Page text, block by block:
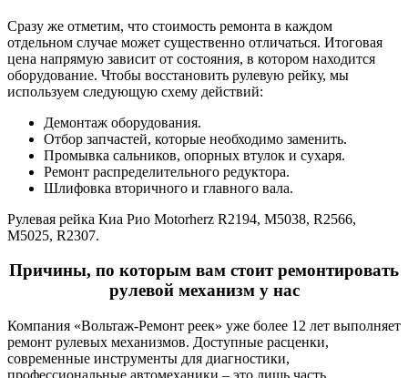
Сразу же отметим, что стоимость ремонта в каждом
отдельном случае может существенно отличаться. Итоговая
цена напрямую зависит от состояния, в котором находится
оборудование. Чтобы восстановить рулевую рейку, мы
используем следующую схему действий:
Демонтаж оборудования.
Отбор запчастей, которые необходимо заменить.
Промывка сальников, опорных втулок и сухаря.
Ремонт распределительного редуктора.
Шлифовка вторичного и главного вала.
Рулевая рейка Киа Рио Motorherz R2194, M5038, R2566,
M5025, R2307.
Причины, по которым вам стоит ремонтировать
рулевой механизм у нас
Компания «Вольтаж-Ремонт реек» уже более 12 лет выполняет
ремонт рулевых механизмов. Доступные расценки,
современные инструменты для диагностики,
профессиональные автомеханики – это лишь часть